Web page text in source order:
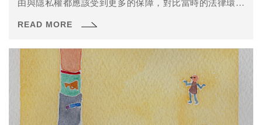
由與隱私權都應該受到更多的保障，對比當時的法律環境
California案中所做出的「逆風發言」。
READ MORE